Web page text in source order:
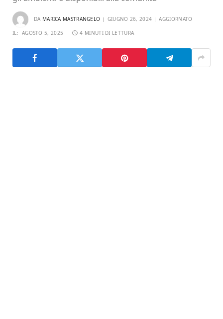
DA MARICA MASTRANGELO GIUGNO 26, 2024 AGGIORNATO
IL: AGOSTO 5, 2025 4 MINUTI DI LETTURA